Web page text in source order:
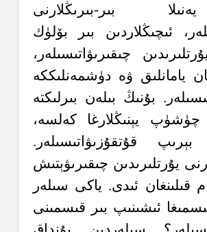
بىر-بىرىڭلارنى
ئىچىڭلاردىن بىر بۆلۈك
چىقىرىۋاتىسىلەر،
يامانلىق ۋە دۈشمەنلىككە
بۇنىڭ بىلەن بىرلىكتە
چۈشۈپ يېنىڭلارغا كەلسە،
بېرىپ قۇتقۇزىۋاتىسىلەر.
يۇرتلىرىدىن چىقىرىۋېتىش
قىلىنغان ئىدى. ياكى سىلەر
ئىشىنىپ بىر قىسمىنى